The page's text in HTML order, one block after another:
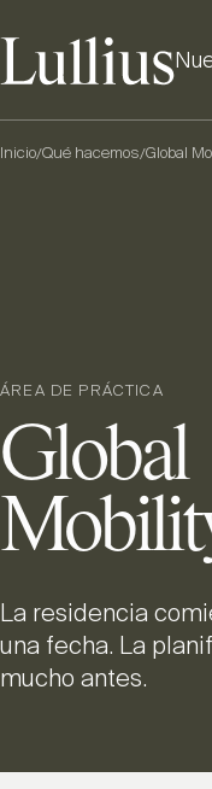
Inicio/Qué hacemos/Global
ÁREA DE PRÁCTICA
Global
La residencia
una fecha. La
mucho antes.